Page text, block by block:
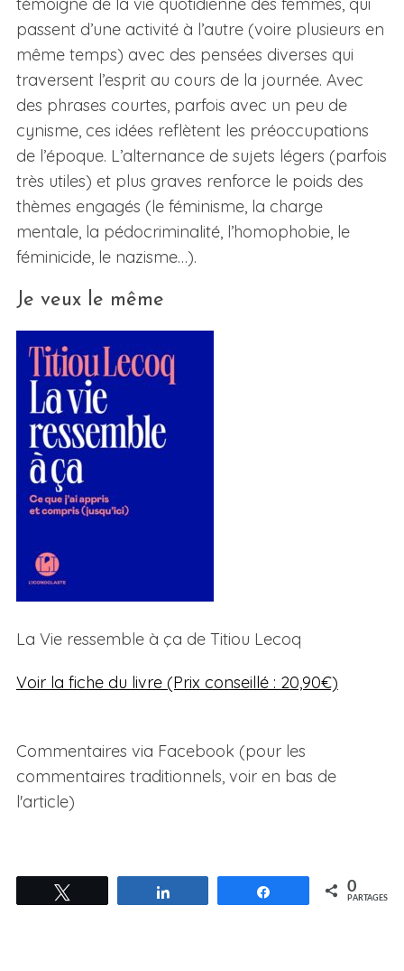
témoigne de la vie quotidienne des femmes, qui
passent d’une activité à l’autre (voire plusieurs en
même temps) avec des pensées diverses qui
traversent l’esprit au cours de la journée. Avec
des phrases courtes, parfois avec un peu de
cynisme, ces idées reflètent les préoccupations
de l’époque. L’alternance de sujets légers (parfois
très utiles) et plus graves renforce le poids des
thèmes engagés (le féminisme, la charge
mentale, la pédocriminalité, l’homophobie, le
féminicide, le nazisme…).
Je veux le même
La Vie ressemble à ça de Titiou Lecoq
Voir la fiche du livre (Prix conseillé : 20,90€)
Commentaires via Facebook (pour les
commentaires traditionnels, voir en bas de
l'article)
Partagez 0
PARTAGES